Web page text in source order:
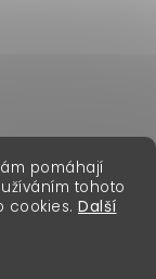
pomáhají
tohoto
cookies. Další
vyhrazena.